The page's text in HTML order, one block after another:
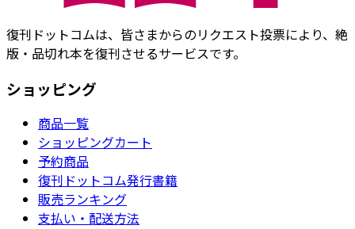
復刊ドットコムは、皆さまからのリクエスト投票により、絶
版・品切れ本を復刊させるサービスです。
ショッピング
商品一覧
ショッピングカート
予約商品
復刊ドットコム発行書籍
販売ランキング
支払い・配送方法